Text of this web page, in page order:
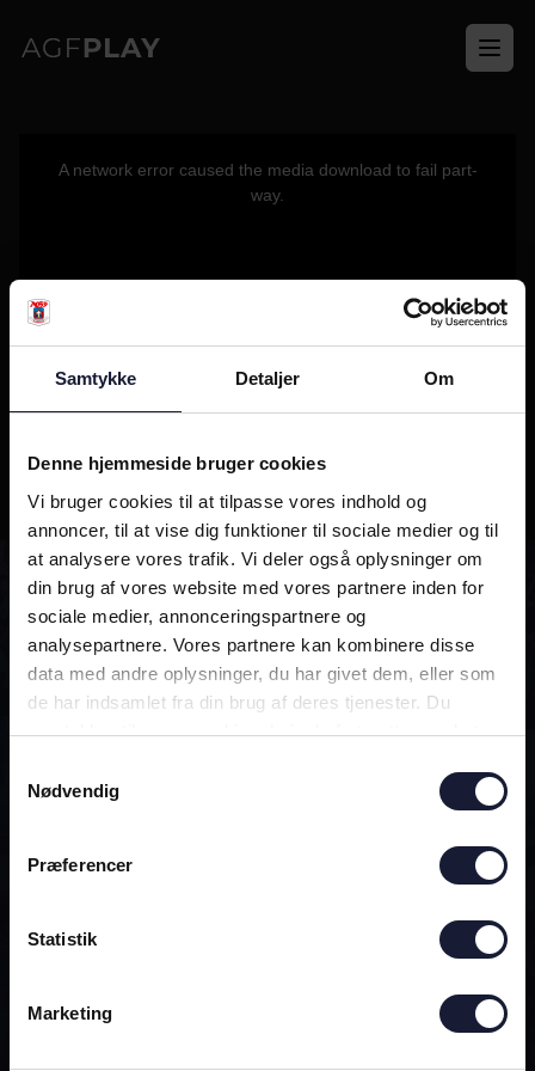
Samtykke Detaljer Om
Denne hjemmeside bruger cookies
Vi bruger cookies til at tilpasse vores indhold og
annoncer, til at vise dig funktioner til sociale medier og til
at analysere vores trafik. Vi deler også oplysninger om
din brug af vores website med vores partnere inden for
sociale medier, annonceringspartnere og
analysepartnere. Vores partnere kan kombinere disse
data med andre oplysninger, du har givet dem, eller som
de har indsamlet fra din brug af deres tjenester. Du
samtykker til vores cookies, hvis du fortsætter med at
Nødvendig
Præferencer
Statistik
Marketing
A network error caused the media download to fail part-
way.
ALTID MED!
DEN OFFICIELLE AGF-APP